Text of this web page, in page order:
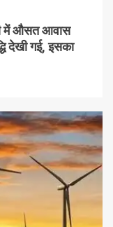
में औसत आवास
देखी गई, इसका